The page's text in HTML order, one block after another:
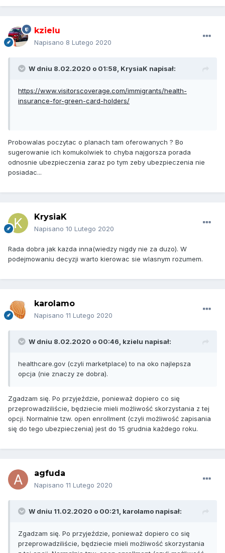
kzielu
Napisano 8 Lutego 2020
W dniu 8.02.2020 o 01:58, KrysiaK napisał:
https://www.visitorscoverage.com/immigrants/health-
insurance-for-green-card-holders/
Probowalas poczytac o planach tam oferowanych ? Bo
sugerowanie ich komukolwiek to chyba najgorsza porada
odnosnie ubezpieczenia zaraz po tym zeby ubezpieczenia nie
posiadac...
KrysiaK
Napisano 10 Lutego 2020
Rada dobra jak kazda inna(wiedzy nigdy nie za duzo). W
podejmowaniu decyzji warto kierowac sie wlasnym rozumem.
karolamo
Napisano 11 Lutego 2020
W dniu 8.02.2020 o 00:46, kzielu napisał:
healthcare.gov (czyli marketplace) to na oko najlepsza
opcja (nie znaczy ze dobra).
Zgadzam się. Po przyjeździe, ponieważ dopiero co się
przeprowadziliście, będziecie mieli możliwość skorzystania z tej
opcji. Normalnie tzw. open enrollment (czyli możliwość zapisania
się do tego ubezpieczenia) jest do 15 grudnia każdego roku.
agfuda
Napisano 11 Lutego 2020
W dniu 11.02.2020 o 00:21, karolamo napisał:
Zgadzam się. Po przyjeździe, ponieważ dopiero co się
przeprowadziliście, będziecie mieli możliwość skorzystania